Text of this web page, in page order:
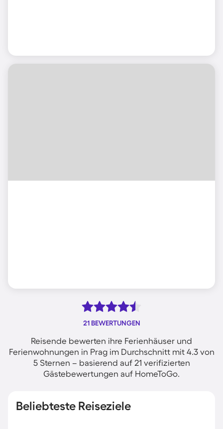
21 BEWERTUNGEN
Reisende bewerten ihre Ferienhäuser und
Ferienwohnungen in Prag im Durchschnitt mit 4.3 von
5 Sternen – basierend auf 21 verifizierten
Gästebewertungen auf HomeToGo.
Beliebteste Reiseziele